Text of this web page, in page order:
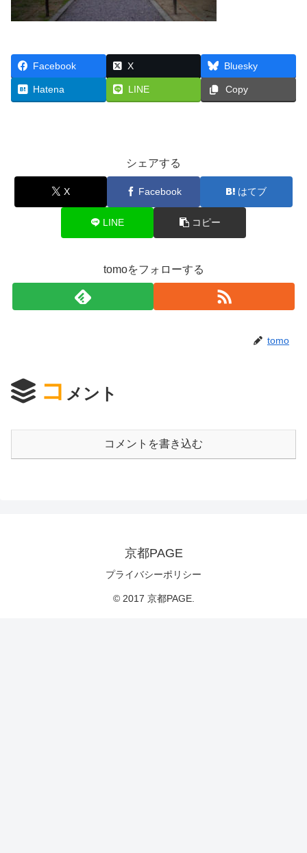
Facebook X Bluesky
Hatena LINE Copy
シェアする
X Facebook はてブ
LINE コピー
tomoをフォローする
tomo
コ メント
コメントを書き込む
京都PAGE
プライバシーポリシー
© 2017 京都PAGE.